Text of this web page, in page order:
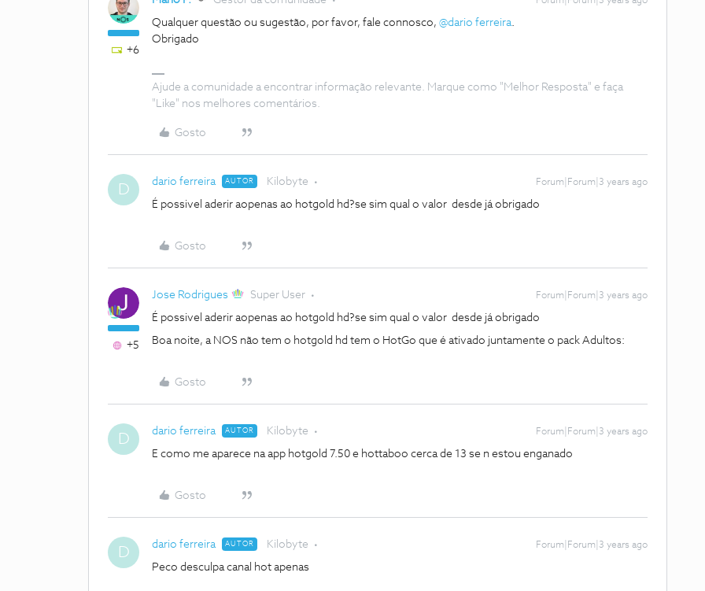
+6
Qualquer questão ou sugestão, por favor, fale connosco, @dario ferreira.
Obrigado
Ajude a comunidade a encontrar informação relevante. Marque como "Melhor Resposta" e faça
"Like" nos melhores comentários.
Gosto
D dario ferreira AUTOR Kilobyte Forum|Forum|3 years ago
É possivel aderir aopenas ao hotgold hd?se sim qual o valor desde já obrigado
Gosto
+5
Jose Rodrigues Super User Forum|Forum|3 years ago
É possivel aderir aopenas ao hotgold hd?se sim qual o valor desde já obrigado
Boa noite, a NOS não tem o hotgold hd tem o HotGo que é ativado juntamente o pack Adultos:
Gosto
D dario ferreira AUTOR Kilobyte Forum|Forum|3 years ago
E como me aparece na app hotgold 7.50 e hottaboo cerca de 13 se n estou enganado
Gosto
D dario ferreira AUTOR Kilobyte Forum|Forum|3 years ago
Peco desculpa canal hot apenas